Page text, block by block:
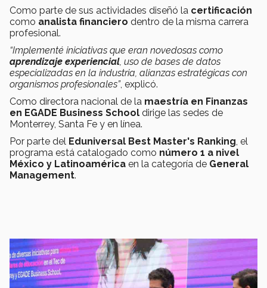
Como parte de sus actividades diseñó la certificación
como analista financiero dentro de la misma carrera
profesional.
“Implementé iniciativas que eran novedosas como
aprendizaje experiencial, uso de bases de datos
especializadas en la industria, alianzas estratégicas con
organismos profesionales”, explicó.
Como directora nacional de la maestría en Finanzas
en EGADE Business School dirige las sedes de
Monterrey, Santa Fe y en línea.
Por parte del Eduniversal Best Master's Ranking, el
programa está catalogado como número 1 a nivel
México y Latinoamérica en la categoría de General
Management.